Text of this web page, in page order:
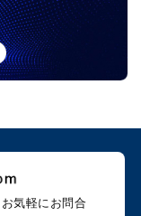
お気軽にお問合